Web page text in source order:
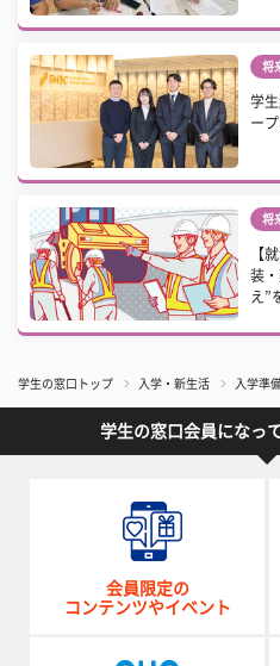
将
学
ー
将
【
装
え”
学生の窓口トップ 入学・新生活 入学準
学生の窓口会員になっ
会員限定の
コンテンツやイベント